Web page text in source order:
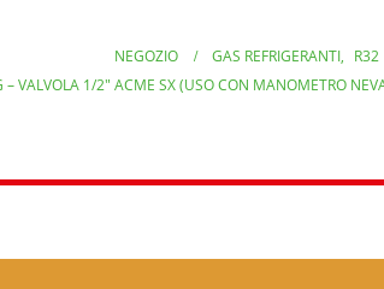
NEGOZIO GAS REFRIGERANTI, R32
VALVOLA 1/2″ ACME SX (USO CON MANOMETRO